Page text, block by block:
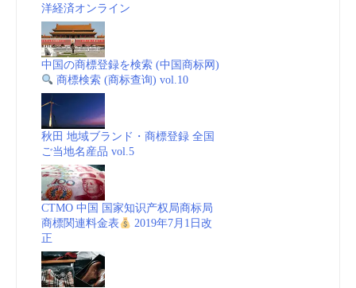
洋経済オンライン
中国の商標登録を検索 (中国商标网)
商標検索 (商标查询) vol.10
秋田 地域ブランド・商標登録 全国
ご当地名産品 vol.5
CTMO 中国 国家知识产权局商标局
商標関連料金表
2019年7月1日改
正